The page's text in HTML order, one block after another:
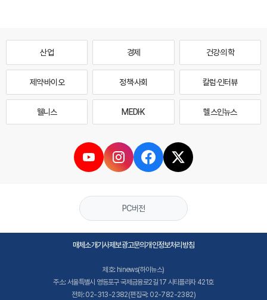
산업 경제 건강·의학
제약·바이오 정책·사회 칼럼·인터뷰
웰니스 MEDI·K 헬스인뉴스
PC버전
매체소개기사제보광고문의개인정보처리방침
제호: hinews(하이뉴스)
주소: 서울특별시 영등포구 국제금융로2길 17 시티플라자 421호
전화: 02-313-2382(편집국: 02-782-2382)